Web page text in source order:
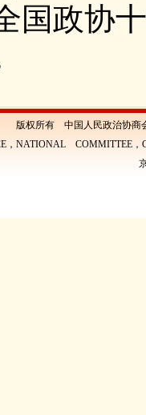
国政协
版权所有 中国人民政治协商
，NATIONAL COMMITTEE，